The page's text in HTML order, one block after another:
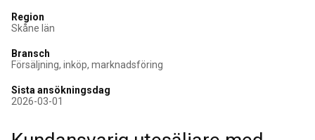
Region
Skåne län
Bransch
Försäljning, inköp, marknadsföring
Sista ansökningsdag
2026-03-01